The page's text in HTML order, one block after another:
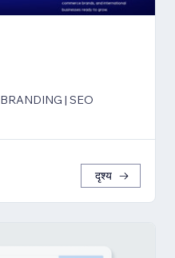
Specialized in WIX STUDIO | BRANDING | SEO
दृश्य